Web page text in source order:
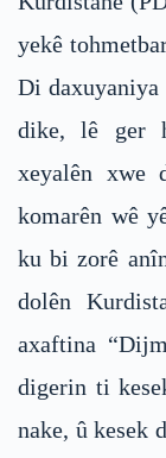
yekê
Di daxuyaniya
dike, lê ger
xeyalên xwe
komarên wê
ku bi zorê
dolên
axaftina
digerin ti
nake, û kesek